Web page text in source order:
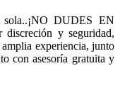
DUDES EN
y seguridad,
experiencia, junto
con asesoría gratuita y